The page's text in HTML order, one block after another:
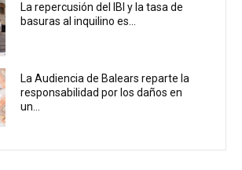
La repercusión del IBI y la tasa de
basuras al inquilino es...
La Audiencia de Balears reparte la
responsabilidad por los daños en
un...